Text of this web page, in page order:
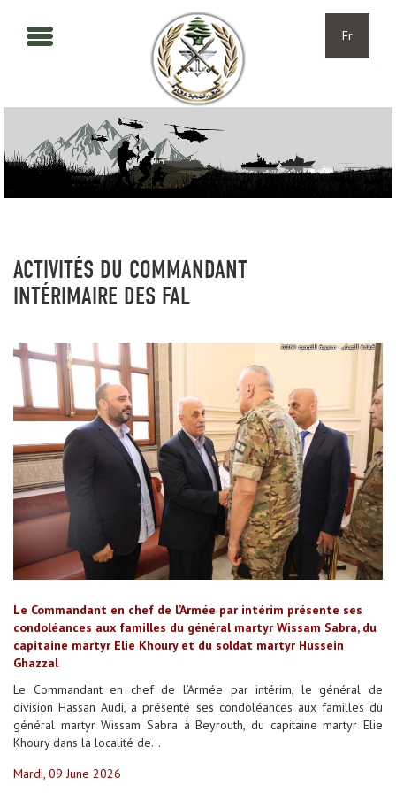
Fr
ACTIVITÉS DU COMMANDANT
INTÉRIMAIRE DES FAL
Le Commandant en chef de l’Armée par intérim présente ses
condoléances aux familles du général martyr Wissam Sabra, du
capitaine martyr Elie Khoury et du soldat martyr Hussein
Ghazzal
Le Commandant en chef de l’Armée par intérim, le général de
division Hassan Audi, a présenté ses condoléances aux familles du
général martyr Wissam Sabra à Beyrouth, du capitaine martyr Elie
Khoury dans la localité de...
Mardi, 09 June 2026